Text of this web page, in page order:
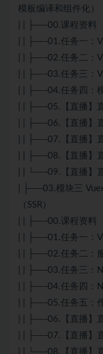
模板编译和组件化）
| | ├──00.课程资料
| | ├──01.任务一：
| | ├──02.任务二：
| | ├──03.任务三：
| | ├──04.任务四：
| | ├──05.【直播】
| | ├──06.【直播】
| | ├──07.【直播】
| | ├──08.【直播】
| | └──09.【直播】
| ├──03.模块三
（SSR）
| | ├──00.课程资料
| | ├──01.任务一：
| | ├──02.任务二：
| | ├──03.任务三：
| | ├──04.任务四：
| | ├──05.任务五：
| | ├──06.【直播】
| | ├──07.【直播】
| | └──08.【直播】